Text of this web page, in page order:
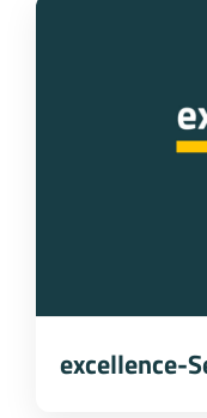
excellence-